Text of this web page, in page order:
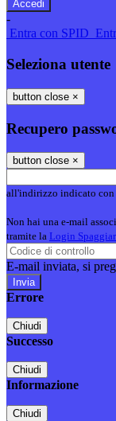
-
Entra con SPID
Seleziona utente
button close ×
Recupero
button close ×
all'indirizzo indicato con
Non hai una e-mail
tramite la Login
E-mail inviata, si
Errore
Chiudi
Successo
Chiudi
Informazione
Chiudi